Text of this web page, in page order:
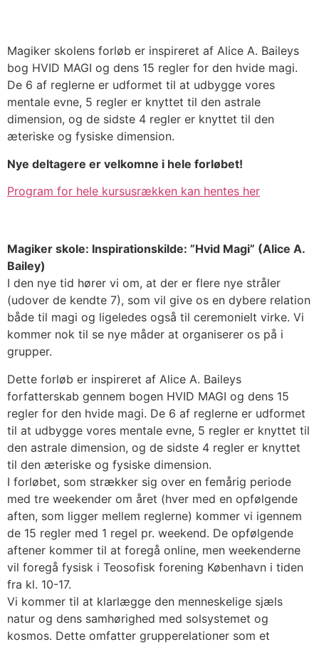
Magiker skolens forløb er inspireret af Alice A. Baileys
bog HVID MAGI og dens 15 regler for den hvide magi.
De 6 af reglerne er udformet til at udbygge vores
mentale evne, 5 regler er knyttet til den astrale
dimension, og de sidste 4 regler er knyttet til den
æteriske og fysiske dimension.
Nye deltagere er velkomne i hele forløbet!
Program for hele kursusrækken kan hentes her
Magiker skole: Inspirationskilde: ”Hvid Magi” (Alice A.
Bailey)
I den nye tid hører vi om, at der er flere nye stråler
(udover de kendte 7), som vil give os en dybere relation
både til magi og ligeledes også til ceremonielt virke. Vi
kommer nok til se nye måder at organiserer os på i
grupper.
Dette forløb er inspireret af Alice A. Baileys
forfatterskab gennem bogen HVID MAGI og dens 15
regler for den hvide magi. De 6 af reglerne er udformet
til at udbygge vores mentale evne, 5 regler er knyttet til
den astrale dimension, og de sidste 4 regler er knyttet
til den æteriske og fysiske dimension.
I forløbet, som strækker sig over en femårig periode
med tre weekender om året (hver med en opfølgende
aften, som ligger mellem reglerne) kommer vi igennem
de 15 regler med 1 regel pr. weekend. De opfølgende
aftener kommer til at foregå online, men weekenderne
vil foregå fysisk i Teosofisk forening København i tiden
fra kl. 10-17.
Vi kommer til at klarlægge den menneskelige sjæls
natur og dens samhørighed med solsystemet og
kosmos. Dette omfatter grupperelationer som et